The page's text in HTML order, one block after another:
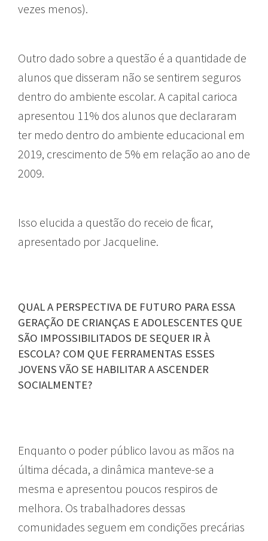
vezes menos).
Outro dado sobre a questão é a quantidade de
alunos que disseram não se sentirem seguros
dentro do ambiente escolar. A capital carioca
apresentou 11% dos alunos que declararam
ter medo dentro do ambiente educacional em
2019, crescimento de 5% em relação ao ano de
2009.
Isso elucida a questão do receio de ficar,
apresentado por Jacqueline.
QUAL A PERSPECTIVA DE FUTURO PARA ESSA
GERAÇÃO DE CRIANÇAS E ADOLESCENTES QUE
SÃO IMPOSSIBILITADOS DE SEQUER IR À
ESCOLA? COM QUE FERRAMENTAS ESSES
JOVENS VÃO SE HABILITAR A ASCENDER
SOCIALMENTE?
Enquanto o poder público lavou as mãos na
última década, a dinâmica manteve-se a
mesma e apresentou poucos respiros de
melhora. Os trabalhadores dessas
comunidades seguem em condições precárias